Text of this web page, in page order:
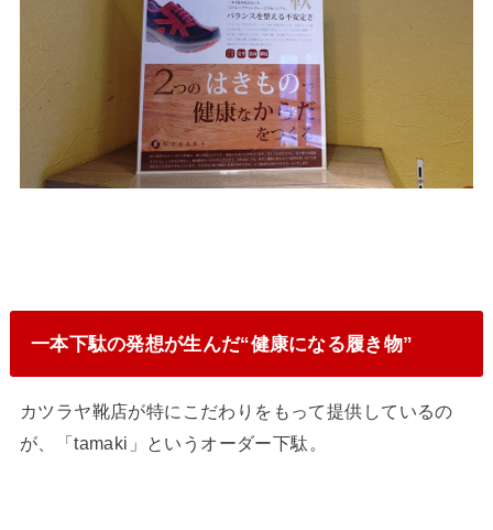
一本下駄の発想が生んだ“健康になる履き物”
カツラヤ靴店が特にこだわりをもって提供しているの
が、「tamaki」というオーダー下駄。